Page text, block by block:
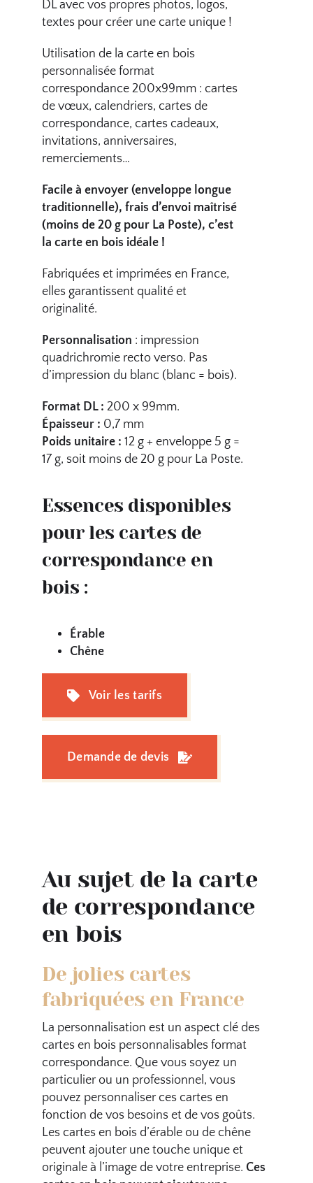
DL avec vos propres photos, logos,
textes pour créer une carte unique !
Utilisation de la carte en bois
personnalisée format
correspondance 200x99mm : cartes
de vœux, calendriers, cartes de
correspondance, cartes cadeaux,
invitations, anniversaires,
remerciements…
Facile à envoyer (enveloppe longue
traditionnelle), frais d’envoi maîtrisé
(moins de 20 g pour La Poste), c’est
la carte en bois idéale !
Fabriquées et imprimées en France,
elles garantissent qualité et
originalité.
Personnalisation : impression
quadrichromie recto verso. Pas
d’impression du blanc (blanc = bois).
Format DL : 200 x 99mm.
Épaisseur : 0,7 mm
Poids unitaire : 12 g + enveloppe 5 g =
17 g, soit moins de 20 g pour La Poste.
Essences disponibles
pour les cartes de
correspondance en
bois :
Érable
Chêne
Voir les tarifs
Demande de devis
Au sujet de la carte
de correspondance
en bois
De jolies cartes
fabriquées en France
La personnalisation est un aspect clé des
cartes en bois personnalisables format
correspondance. Que vous soyez un
particulier ou un professionnel, vous
pouvez personnaliser ces cartes en
fonction de vos besoins et de vos goûts.
Les cartes en bois d’érable ou de chêne
peuvent ajouter une touche unique et
originale à l’image de votre entreprise. Ces